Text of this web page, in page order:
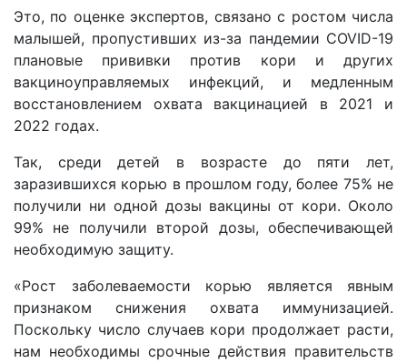
Это, по оценке экспертов, связано с ростом числа
малышей, пропустивших из-за пандемии COVID-19
плановые прививки против кори и других
вакциноуправляемых инфекций, и медленным
восстановлением охвата вакцинацией в 2021 и
2022 годах.
Так, среди детей в возрасте до пяти лет,
заразившихся корью в прошлом году, более 75% не
получили ни одной дозы вакцины от кори. Около
99% не получили второй дозы, обеспечивающей
необходимую защиту.
«Рост заболеваемости корью является явным
признаком снижения охвата иммунизацией.
Поскольку число случаев кори продолжает расти,
нам необходимы срочные действия правительств